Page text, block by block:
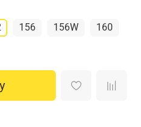
156 156W 160